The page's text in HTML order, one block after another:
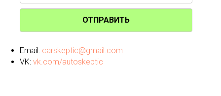
ОТПРАВИТЬ
Email: carskeptic@gmail.com
VK: vk.com/autoskeptic